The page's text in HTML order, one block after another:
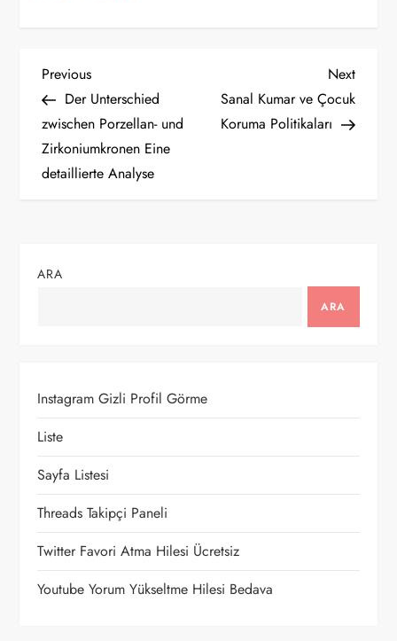
Y
a
z
e
n
m
e
s
i
Previous
Post
Previous
Der Unterschied
zwischen Porzellan- und
Zirkoniumkronen Eine
detaillierte Analyse
Next
Post
Next
Sanal Kumar ve Çocuk
Koruma Politikaları
ARA
ARA
Instagram Gizli Profil Görme
Liste
Sayfa Listesi
Threads Takipçi Paneli
Twitter Favori Atma Hilesi Ücretsiz
Youtube Yorum Yükseltme Hilesi Bedava